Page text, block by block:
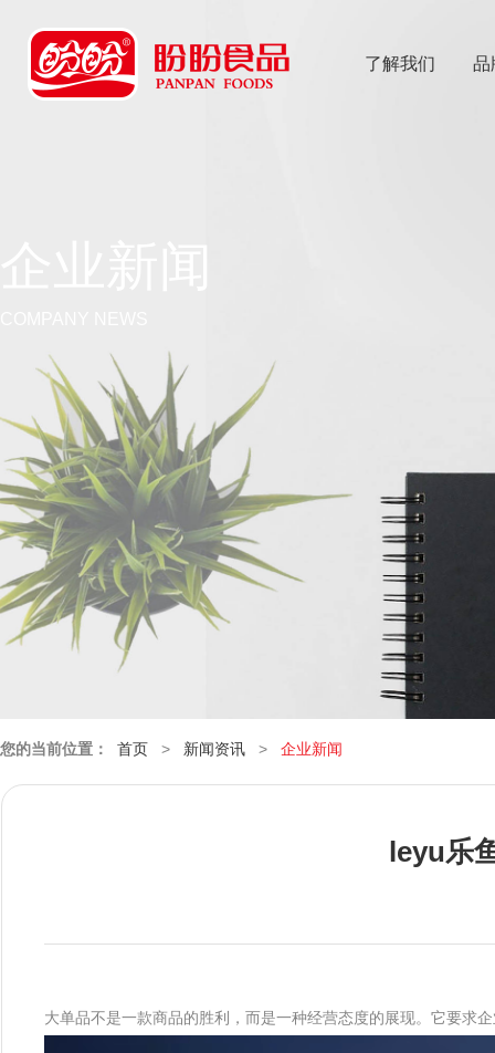
了解我们 品
您的当前位置： 首页 > 新闻资讯 > 企业新闻
leyu乐
大单品不是一款商品的胜利，而是一种经营态度的展现。它要求